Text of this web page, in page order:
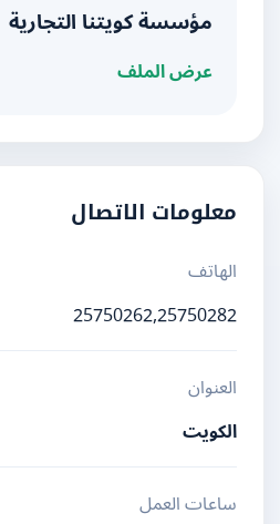
مؤسسة كويتنا التجارية
عرض الملف
معلومات الاتصال
الهاتف
25750262,25750282
العنوان
الكويت
ساعات العمل